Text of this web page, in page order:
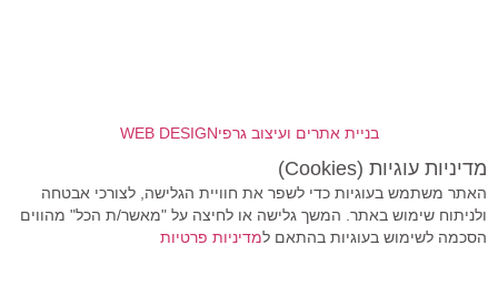
בניית אתרים ועיצוב גרפיWEB DESIGN
מדיניות עוגיות (Cookies)
האתר משתמש בעוגיות כדי לשפר את חוויית הגלישה, לצורכי אבטחה
ולניתוח שימוש באתר. המשך גלישה או לחיצה על "מאשר/ת הכל" מהווים
הסכמה לשימוש בעוגיות בהתאם ל מדיניות פרטיות